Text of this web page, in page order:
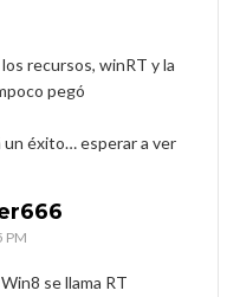
recursos, winRT y la
pegó
un éxito… esperar a ver
PM
se llama RT